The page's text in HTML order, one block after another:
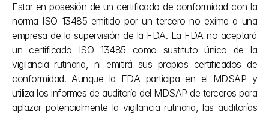
Estar en posesión de un certificado de conformidad con la
norma ISO 13485 emitido por un tercero no exime a una
empresa de la supervisión de la FDA. La FDA no aceptará
un certificado ISO 13485 como sustituto único de la
vigilancia rutinaria, ni emitirá sus propios certificados de
conformidad. Aunque la FDA participa en el MDSAP y
utiliza los informes de auditoría del MDSAP de terceros para
aplazar potencialmente la vigilancia rutinaria, las auditorías